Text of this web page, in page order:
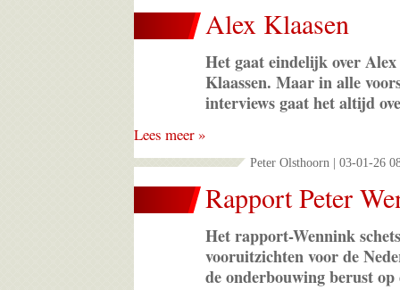
Alex Klaasen
Het gaat eindelijk over
Klaassen. Maar in alle
interviews gaat het altijd
Lees meer »
Peter Olsthoorn | 03-01-26
Rapport Peter
Het rapport-Wennink
vooruitzichten voor de
de onderbouwing berust